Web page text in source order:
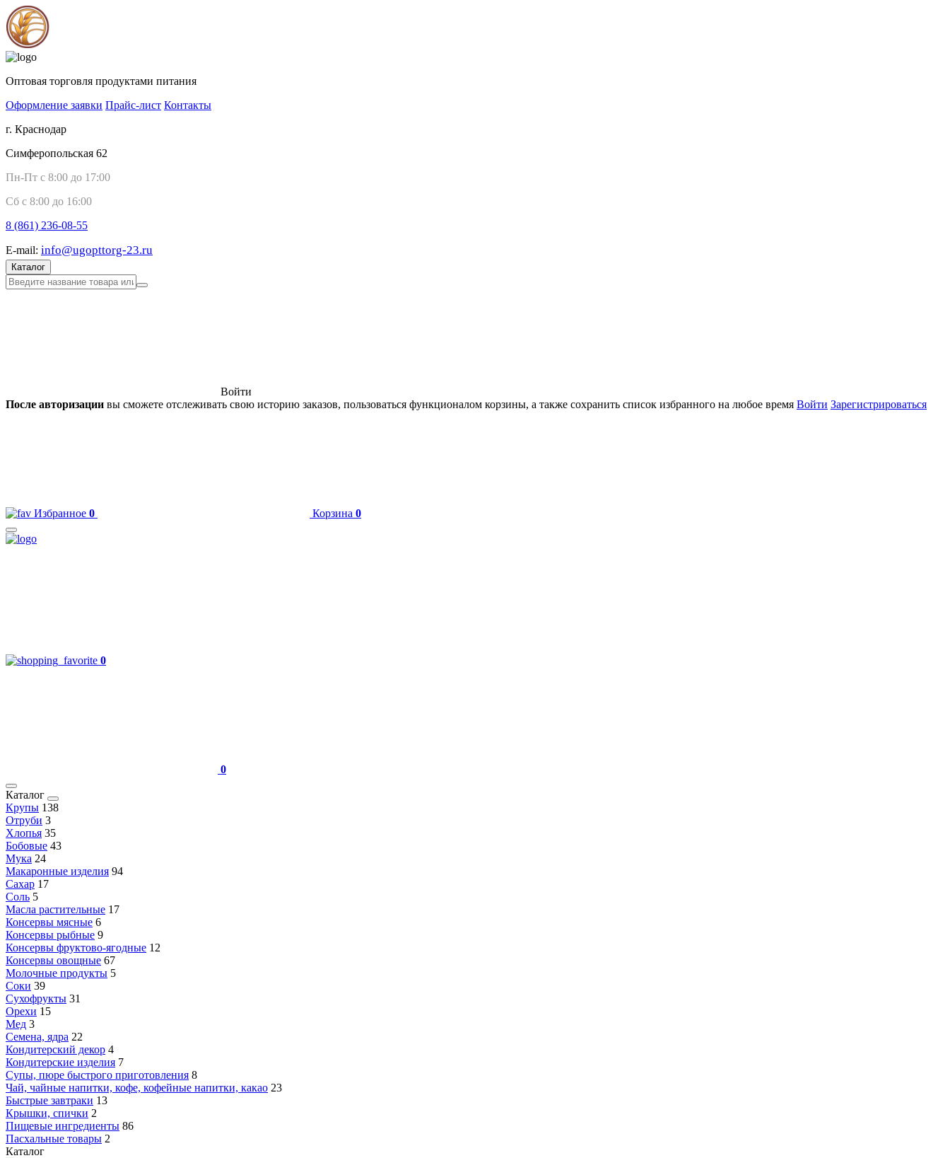
Оптовая торговля продуктами питания
Оформление заявки Прайс-лист Контакты
г. Краснодар
Симферопольская 62
Пн-Пт с 8:00 до 17:00
Сб с 8:00 до 16:00
8 (861) 236-08-55
E-mail: info@ugopttorg-23.ru
Каталог
Войти
После авторизации вы сможете отслеживать свою историю заказов, пользоваться функционалом корзины, а также сохранить список избранного на любое время Войти Зарегистрироваться
Избранное 0 Корзина 0
0
0
Каталог
Крупы 138
Отруби 3
Хлопья 35
Бобовые 43
Мука 24
Макаронные изделия 94
Сахар 17
Соль 5
Масла растительные 17
Консервы мясные 6
Консервы рыбные 9
Консервы фруктово-ягодные 12
Консервы овощные 67
Молочные продукты 5
Соки 39
Сухофрукты 31
Орехи 15
Мед 3
Семена, ядра 22
Кондитерский декор 4
Кондитерские изделия 7
Супы, пюре быстрого приготовления 8
Чай, чайные напитки, кофе, кофейные напитки, какао 23
Быстрые завтраки 13
Крышки, спички 2
Пищевые ингредиенты 86
Пасхальные товары 2
Каталог